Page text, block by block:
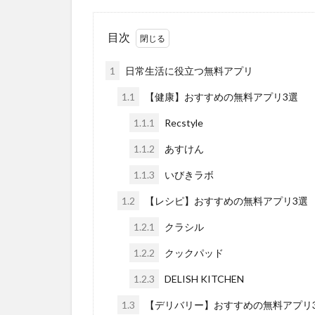
目次
1 日常生活に役立つ無料アプリ
1.1 【健康】おすすめの無料アプリ3選
1.1.1 Recstyle
1.1.2 あすけん
1.1.3 いびきラボ
1.2 【レシピ】おすすめの無料アプリ3選
1.2.1 クラシル
1.2.2 クックパッド
1.2.3 DELISH KITCHEN
1.3 【デリバリー】おすすめの無料アプリ